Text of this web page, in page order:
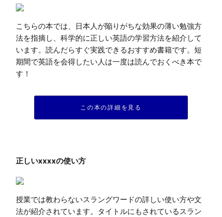
こちらの本では、日本人が陥りがちな効果の薄い勉強方
法を指摘し、科学的に正しい英語の学習方法を紹介して
います。読んだらすぐ実践できるおすすめ書籍です。短
期間で英語を会得したい人は一度は読んでおくべき本で
す！
この本の詳細を見る
授業では教わらないスラングワードの詳しい使い方や文
法が紹介されています。タイトルにもされているスラン